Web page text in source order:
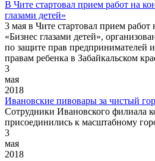
В Чите стартовал прием работ на
глазами детей»
3 мая в Чите стартовал прием работ
«Бизнес глазами детей»,
по защите прав
правам ребенка в Забайкальском
3
мая
2018
Ивановские пивовары за чистый
Сотрудники Ивановского филиала
присоединились к масштабному
3
мая
2018